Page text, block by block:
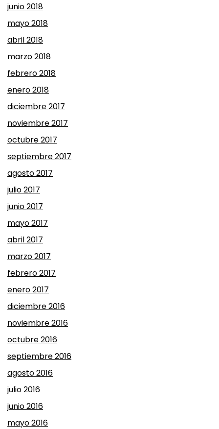
junio 2018
mayo 2018
abril 2018
marzo 2018
febrero 2018
enero 2018
diciembre 2017
noviembre 2017
octubre 2017
septiembre 2017
agosto 2017
julio 2017
junio 2017
mayo 2017
abril 2017
marzo 2017
febrero 2017
enero 2017
diciembre 2016
noviembre 2016
octubre 2016
septiembre 2016
agosto 2016
julio 2016
junio 2016
mayo 2016